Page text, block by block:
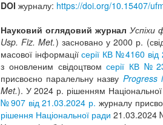
DOI журналу: https://doi.org/10.15407/
Науковий оглядовий журнал Успіхи
Usp. Fiz. Met.) засновано у 2000 р.
масової інформаціїсерії КВ № 4160
з оновленим свідоцтвомсерії КВ №
присвоєно паралельну назву Progress
Met.). У 2024 р. рішенням
№ 907 від 21.03.2024 р. журналу
рішення Національної ради 21.03.2024